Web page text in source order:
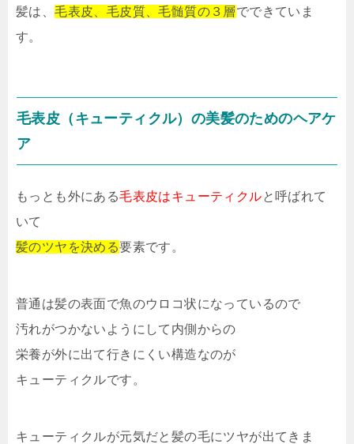
髪は、毛表皮、毛皮質、毛髄質の３層でできていま
す。
毛表皮（キューティクル）の美髪のためのヘアケ
ア
もっとも外にある毛表皮はキューティクルと呼ばれて
いて
髪のツヤを決める要素です。
普通は髪の表面で魚のウロコ状になっているので
汚れがつかないようにして内側からの
栄養が外に出て行きにくい構造なのが
キューティクルです。
キューティクルが元気だと髪の毛にツヤが出てきま